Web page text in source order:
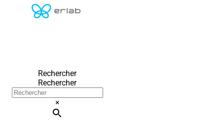
Rechercher
Rechercher
×